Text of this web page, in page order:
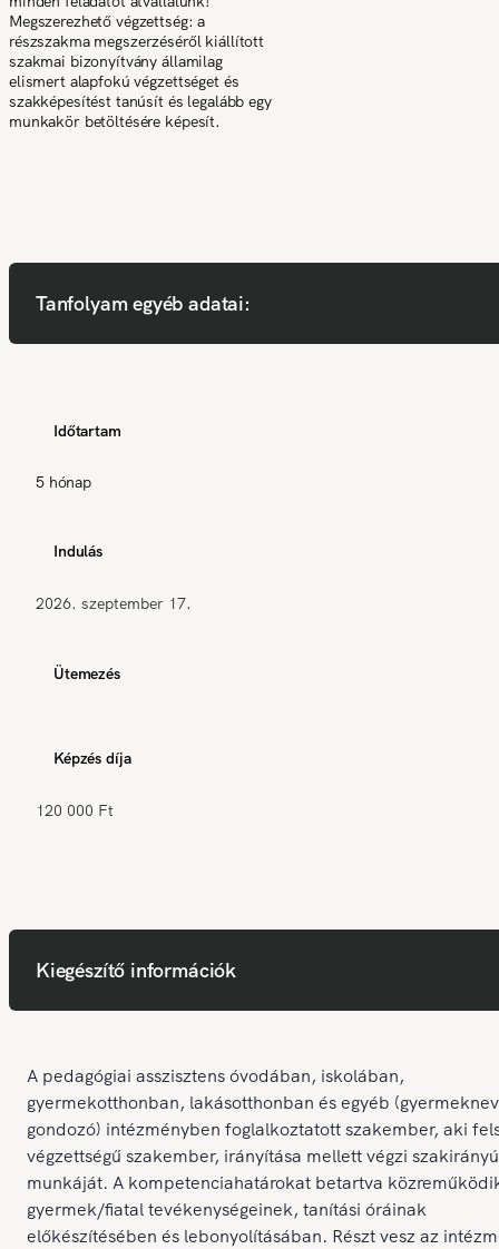
Megszerezhető végzettség: a
részszakma megszerzéséről kiállított
szakmai bizonyítvány államilag
elismert alapfokú végzettséget és
szakképesítést tanúsít és legalább egy
munkakör betöltésére képesít.
Tanfolyam egyéb adatai:
Időtartam
5 hónap
Indulás
2026. szeptember 17.
Ütemezés
Képzés díja
120 000 Ft
Kiegészítő információk
A pedagógiai asszisztens óvodában, iskolában,
gyermekotthonban, lakásotthonban és egyéb
gondozó) intézményben foglalkoztatott szakember, aki
végzettségű szakember, irányítása mellett végzi szakirányú
munkáját. A kompetenciahatárokat betartva
gyermek/fiatal tevékenységeinek, tanítási óráinak
előkészítésében és lebonyolításában. Részt vesz az